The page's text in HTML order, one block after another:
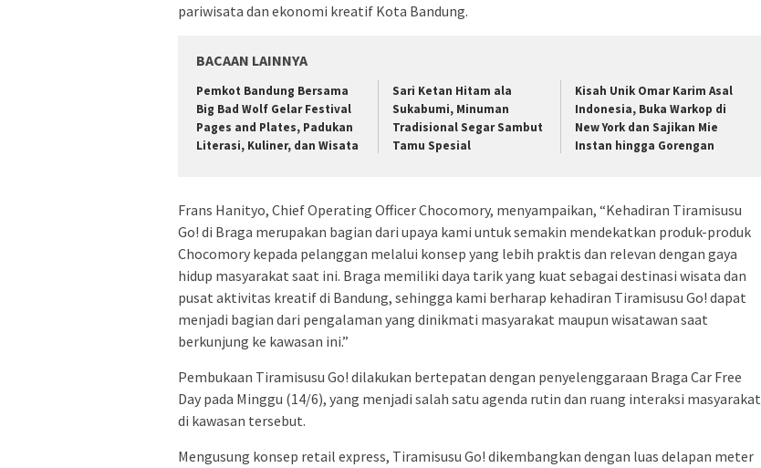
pariwisata dan ekonomi kreatif Kota Bandung.
BACAAN LAINNYA
Pemkot Bandung Bersama
Big Bad Wolf Gelar Festival
Pages and Plates, Padukan
Literasi, Kuliner, dan Wisata
Sari Ketan Hitam ala
Sukabumi, Minuman
Tradisional Segar Sambut
Tamu Spesial
Kisah Unik Omar Karim Asal
Indonesia, Buka Warkop di
New York dan Sajikan Mie
Instan hingga Gorengan
Frans Hanityo, Chief Operating Officer Chocomory, menyampaikan, “Kehadiran Tiramisusu
Go! di Braga merupakan bagian dari upaya kami untuk semakin mendekatkan produk-produk
Chocomory kepada pelanggan melalui konsep yang lebih praktis dan relevan dengan gaya
hidup masyarakat saat ini. Braga memiliki daya tarik yang kuat sebagai destinasi wisata dan
pusat aktivitas kreatif di Bandung, sehingga kami berharap kehadiran Tiramisusu Go! dapat
menjadi bagian dari pengalaman yang dinikmati masyarakat maupun wisatawan saat
berkunjung ke kawasan ini.”
Pembukaan Tiramisusu Go! dilakukan bertepatan dengan penyelenggaraan Braga Car Free
Day pada Minggu (14/6), yang menjadi salah satu agenda rutin dan ruang interaksi masyarakat
di kawasan tersebut.
Mengusung konsep retail express, Tiramisusu Go! dikembangkan dengan luas delapan meter